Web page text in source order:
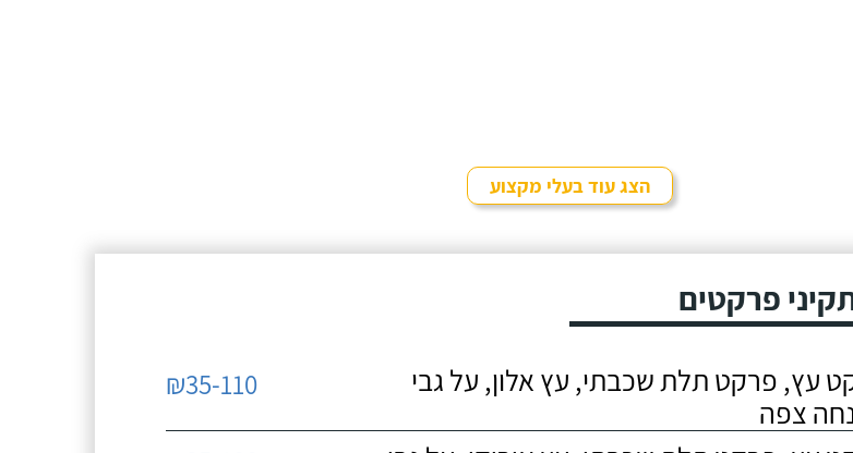
הצג עוד בעלי מקצוע
פרקטים
עץ, פרקט תלת שכבתי, עץ אלון, על גבי
צפה
₪35-110